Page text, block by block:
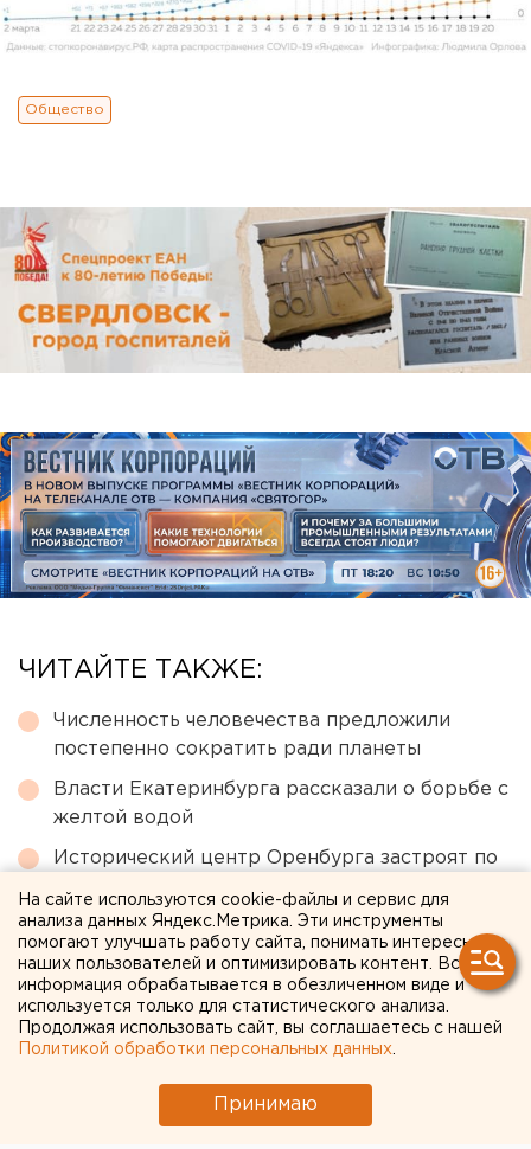
Общество
ЧИТАЙТЕ ТАКЖЕ:
Численность человечества предложили
постепенно сократить ради планеты
Власти Екатеринбурга рассказали о борьбе с
желтой водой
Исторический центр Оренбурга застроят по
МИД призвал россиян готовиться к затяжной
войне
Ракетная опасность угрожает Челябинской
области
На сайте используются cookie-файлы и сервис для
анализа данных Яндекс.Метрика. Эти инструменты
помогают улучшать работу сайта, понимать интересы
наших пользователей и оптимизировать контент. Вся
информация обрабатывается в обезличенном виде и
используется только для статистического анализа.
Продолжая использовать сайт, вы соглашаетесь с нашей
Политикой обработки персональных данных
Принимаю